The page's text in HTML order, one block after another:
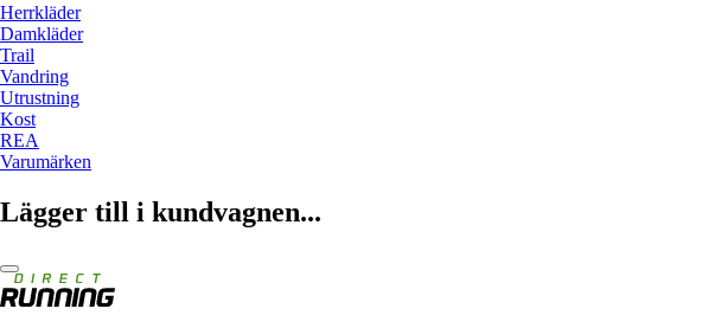
Herrkläder
Damkläder
Trail
Vandring
Utrustning
Kost
REA
Varumärken
Lägger till i kundvagnen...